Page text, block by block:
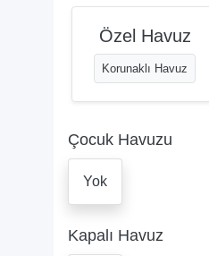
Özel Havuz
Korunaklı Havuz
Çocuk Havuzu
Yok
Kapalı Havuz